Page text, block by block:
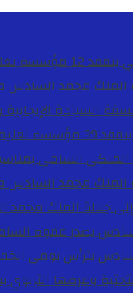
بجهة الدار البيضاء-سطات
الملك محمد
السيادة الإيجابية
الدراسي 2025-2026
بمناسبة الذكرى الـ27
الملك محمد السادس
جلالة الملك
السامي على 1788 شخصا بمناسبة
يترأس يومي
وعرضها